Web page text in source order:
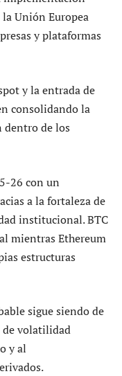
Unión Europea
y plataformas
y la entrada de
consolidando la
de los
26 con un
a la fortaleza de
institucional. BTC
mientras Ethereum
estructuras
sigue siendo de
de volatilidad
y al